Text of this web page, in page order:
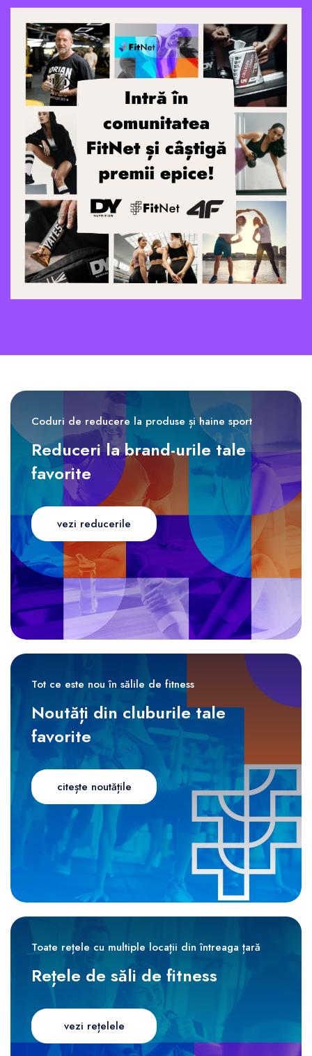
Coduri de reducere la produse și haine sport
Reduceri la brand-urile tale
favorite
vezi reducerile
Tot ce este nou în sălile de fitness
Noutăți din cluburile tale
favorite
citește noutățile
Toate rețele cu multiple locații din întreaga țară
Rețele de săli de fitness
vezi rețelele